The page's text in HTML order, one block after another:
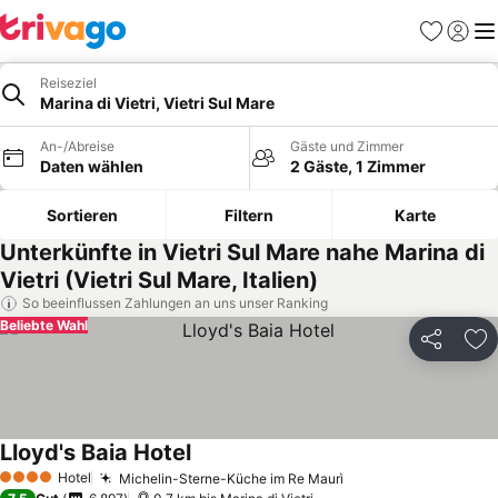
Favoriten
Reiseziel
Marina di Vietri, Vietri Sul Mare
An-/Abreise
Daten wählen
Gäste und Zimmer
2 Gäste, 1 Zimmer
Sortieren Filtern Karte
Unterkünfte in Vietri Sul Mare nahe Marina di
Vietri (Vietri Sul Mare, Italien)
So beeinflussen Zahlungen an uns unser Ranking
Teilen
Beliebte Wahl
4 Sterne Hotel Michelin-Sterne-Küche im Re Maurì
Lloyd's Baia Hotel